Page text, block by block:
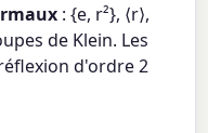
: {e, r²}, ⟨r⟩,
de Klein. Les
d'ordre 2